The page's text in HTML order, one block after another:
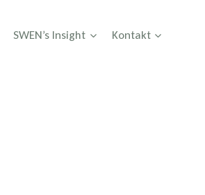
SWEN’s Insight Kontakt